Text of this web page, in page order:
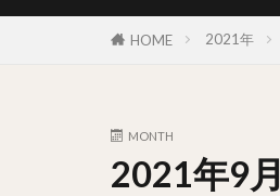
HOME 2021年
MONTH
2021年9月